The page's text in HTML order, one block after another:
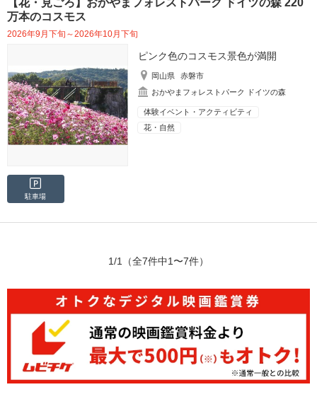
【花・見ごろ】おかやまフォレストパーク ドイツの森 220
万本のコスモス
2026年9月下旬～2026年10月下旬
ピンク色のコスモス景色が満開
岡山県
赤磐市
おかやまフォレストパーク ドイツの森
体験イベント・アクティビティ
花・自然
駐車場
1/1 （全7件中1〜7件）